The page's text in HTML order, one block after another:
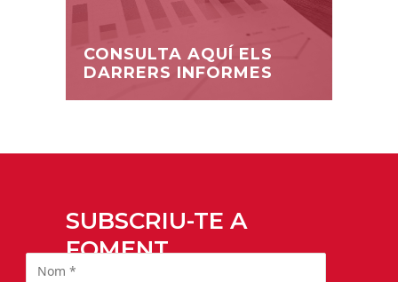
CONSULTA AQUÍ ELS
DARRERS INFORMES
SUBSCRIU-TE A
FOMENT